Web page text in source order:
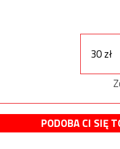
30 zł
PODOBA CI SIĘ